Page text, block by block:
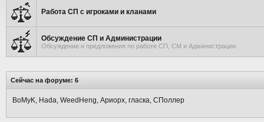
Работа СП с игроками и кланами
Обсуждение СП и Администрации
Обсуждение и предложения по работе СП, СМ и Администрации
Сейчас на форуме: 6
BoMyK, Hada, WeedHeng, Ариорх, гласка, СПоллер